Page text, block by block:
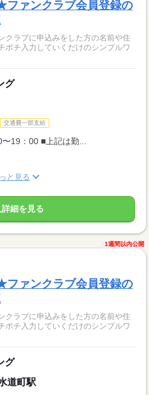
ァンクラブ会員登録の
ポチ入力していくだけのシンプルワ
グ
交通費一部支給
19：00 ■上記は勤...
と見る
細を見る
1週間以内公開
ァンクラブ会員登録の
ポチ入力していくだけのシンプルワ
グ
道町駅